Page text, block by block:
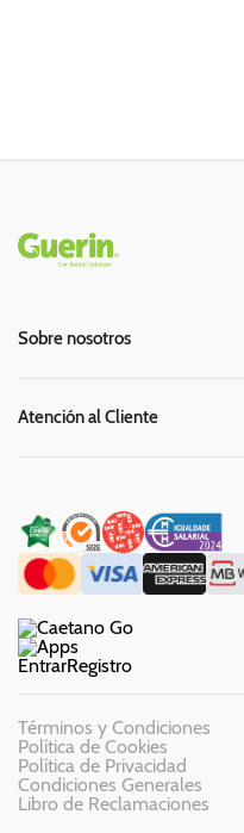
Rodapé
Sobre nosotros
Atención al Cliente
EntrarRegistro
Términos y Condiciones
Política de Cookies
Política de Privacidad
Condiciones Generales
Libro de Reclamaciones